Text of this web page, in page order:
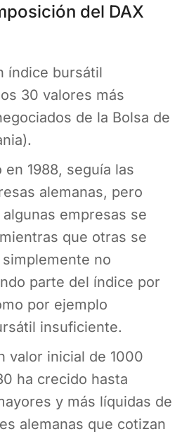
del DAX
índice bursátil
30 valores más
de la Bolsa de
1988, seguía las
alemanas, pero
empresas se
que otras se
no
parte del índice por
por ejemplo
insuficiente.
valor inicial de 1000
ha crecido hasta
y más líquidas de
alemanas que cotizan